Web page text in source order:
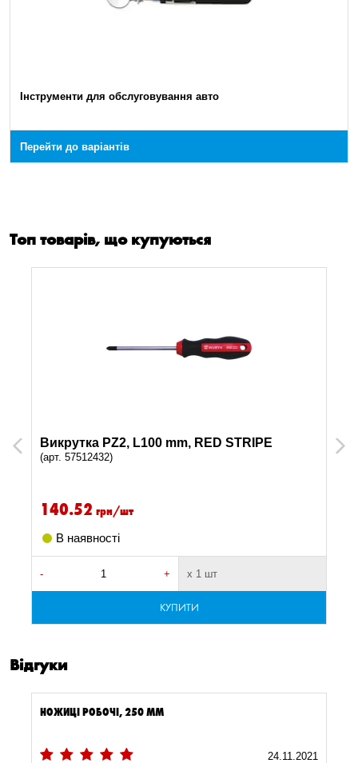
Інструменти для обслуговування авто
Перейти до варіантів
Топ товарів, що купуються
PreviousВикрутка PZ2, L100 mm, RED STRIPE
(арт. 57512432)
140.52 грн/шт
В наявності
- + х 1 шт
КУПИТИ
Next
Відгуки
НОЖИЦІ РОБОЧІ, 250 MM
24.11.2021